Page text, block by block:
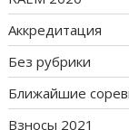
Аккредитация
Без рубрики
Ближайшие
Взносы 2021